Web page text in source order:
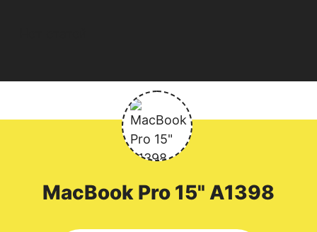
MacBook Pro 15" A1398